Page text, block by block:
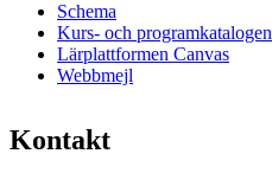
Schema
Kurs- och programkatalogen
Lärplattformen Canvas
Webbmejl
Kontakt